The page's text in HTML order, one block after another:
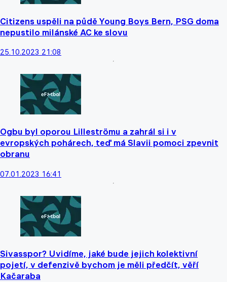
Citizens uspěli na půdě Young Boys Bern, PSG doma
nepustilo milánské AC ke slovu
25.10.2023 21:08
Ogbu byl oporou Lilleströmu a zahrál si i v
evropských pohárech, teď má Slavii pomoci zpevnit
obranu
07.01.2023 16:41
Sivasspor? Uvidíme, jaké bude jejich kolektivní
pojetí, v defenzivě bychom je měli předčít, věří
Kačaraba